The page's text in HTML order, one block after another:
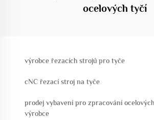
ocelových tyčí
výrobce řezacích strojů pro tyče
cNC řezací stroj na tyče
prodej vybavení pro zpracování
výrobce